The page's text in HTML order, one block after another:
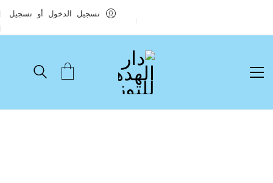
تسجيل الدخول أو تسجيل